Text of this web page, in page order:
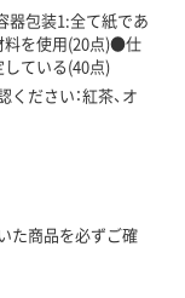
器包装1:全て紙であ
料を使用(20点)●仕
ている(40点)
ださい：紅茶、オ
商品を必ずご確